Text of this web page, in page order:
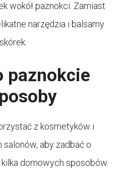
wokół paznokci. Zamiast
narzędzia i balsamy
paznokcie
z kosmetyków i
salonów, aby zadbać o
domowych sposobów